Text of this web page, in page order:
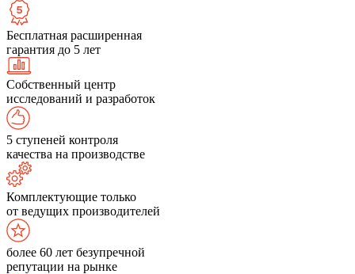
Бесплатная расширенная
гарантия до 5 лет
Собственный центр
исследований и разработок
5 ступеней контроля
качества на производстве
Комплектующие только
от ведущих производителей
более 60 лет безупречной
репутации на рынке